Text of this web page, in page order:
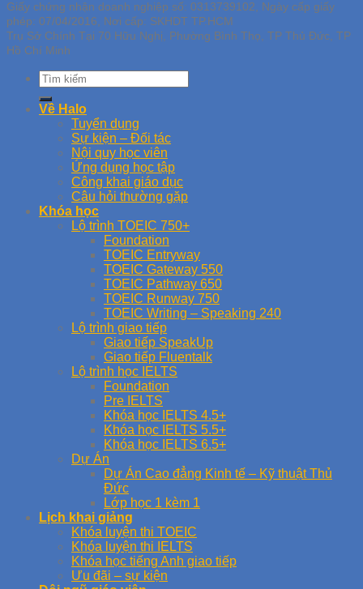
Giấy chứng nhận doanh nghiệp số: 0313739102, Ngày cấp giấy
phép: 07/04/2016, Nơi cấp: SKHDT TP.HCM
Trụ Sở Chính Tại 70 Hữu Nghị, Phường Bình Thọ, TP Thủ Đức, TP
Hồ Chí Minh
Về Halo
Tuyển dụng
Sự kiện – Đối tác
Nội quy học viên
Ứng dụng học tập
Công khai giáo dục
Câu hỏi thường gặp
Khóa học
Lộ trình TOEIC 750+
Foundation
TOEIC Entryway
TOEIC Gateway 550
TOEIC Pathway 650
TOEIC Runway 750
TOEIC Writing – Speaking 240
Lộ trình giao tiếp
Giao tiếp SpeakUp
Giao tiếp Fluentalk
Lộ trình học IELTS
Foundation
Pre IELTS
Khóa học IELTS 4.5+
Khóa học IELTS 5.5+
Khóa học IELTS 6.5+
Dự Án
Dự Án Cao đẳng Kinh tế – Kỹ thuật Thủ
Đức
Lớp học 1 kèm 1
Lịch khai giảng
Khóa luyện thi TOEIC
Khóa luyện thi IELTS
Khóa học tiếng Anh giao tiếp
Ưu đãi – sự kiện